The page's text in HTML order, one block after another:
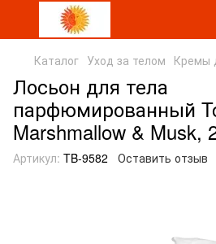
Каталог Уход за телом Кремы
Лосьон для тела
парфюмированный
Marshmallow & Musk,
Артикул: TB-9582 Оставить отзыв